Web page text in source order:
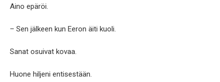
Aino epäröi.
– Sen jälkeen kun Eeron äiti kuoli.
Sanat osuivat kovaa.
Huone hiljeni entisestään.